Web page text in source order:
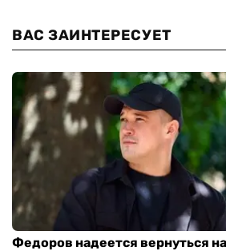
ВАС ЗАИНТЕРЕСУЕТ
Федоров надеется вернуться на